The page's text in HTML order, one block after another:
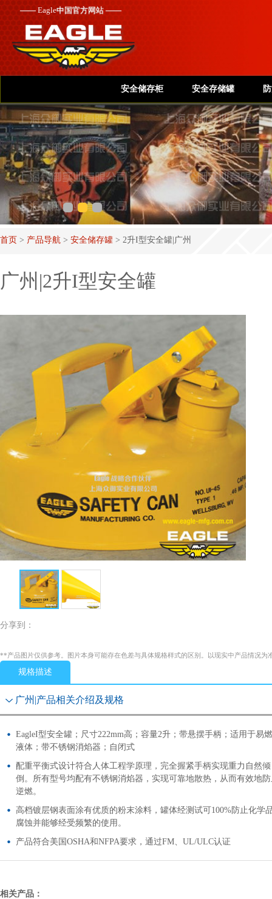
——Eagle中国官方网站 ——
安全储存柜 安全存储罐
首页 > 产品导航 > 安全储存罐 > 2升I型安全罐|广州
广州|2升I型安全罐
分享到：
**产品图片仅供参考。图片本身可能存在色差与具体规格样式的区别。以现实中产品情况为
规格描述
广州|产品相关介绍及规格
EagleI型安全罐；尺寸222mm高；容量2升；带悬摆手柄；适用于易燃
液体；带不锈钢消焰器；自闭式
配重平衡式设计符合人体工程学原理，完全握紧手柄实现重力自然倾
倒。所有型号均配有不锈钢消焰器，实现可靠地散热，从而有效地
逆燃。
高档镀层钢表面涂有优质的粉末涂料，罐体经测试可100%防止化学
腐蚀并能够经受频繁的使用。
产品符合美国OSHA和NFPA要求，通过FM、UL/ULC认证
相关产品：